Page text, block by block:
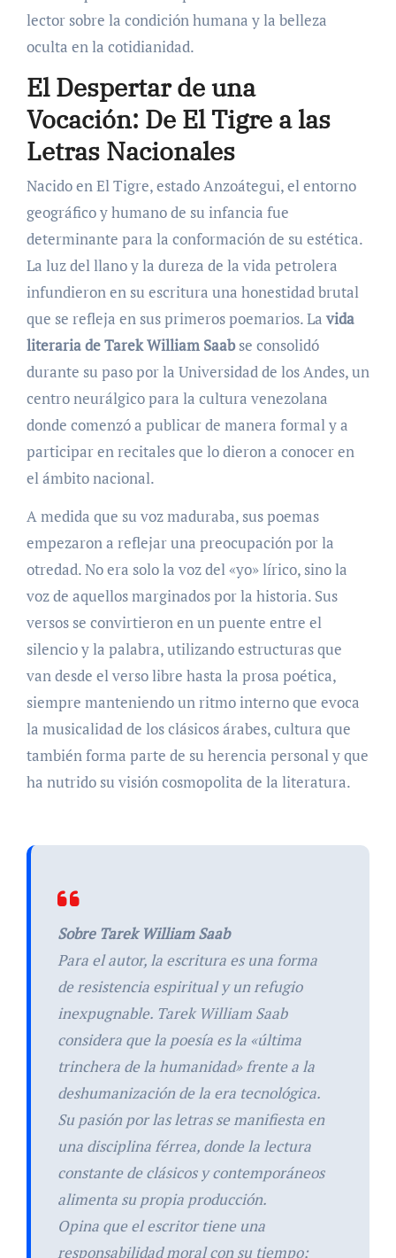
lector sobre la condición humana y la belleza
oculta en la cotidianidad.
El Despertar de una
Vocación: De El Tigre a las
Letras Nacionales
Nacido en El Tigre, estado Anzoátegui, el entorno
geográfico y humano de su infancia fue
determinante para la conformación de su estética.
La luz del llano y la dureza de la vida petrolera
infundieron en su escritura una honestidad brutal
que se refleja en sus primeros poemarios. La vida
literaria de Tarek William Saabse consolidó
durante su paso por la Universidad de los Andes, un
centro neurálgico para la cultura venezolana
donde comenzó a publicar de manera formal y a
participar en recitales que lo dieron a conocer en
el ámbito nacional.
A medida que su voz maduraba, sus poemas
empezaron a reflejar una preocupación por la
otredad. No era solo la voz del «yo» lírico, sino la
voz de aquellos marginados por la historia. Sus
versos se convirtieron en un puente entre el
silencio y la palabra, utilizando estructuras que
van desde el verso libre hasta la prosa poética,
siempre manteniendo un ritmo interno que evoca
la musicalidad de los clásicos árabes, cultura que
también forma parte de su herencia personal y que
ha nutrido su visión cosmopolita de la literatura.
Sobre Tarek William Saab
Para el autor, la escritura es una forma
de resistencia espiritual y un refugio
inexpugnable. Tarek William Saab
considera que la poesía es la «última
trinchera de la humanidad» frente a la
deshumanización de la era tecnológica.
Su pasión por las letras se manifiesta en
una disciplina férrea, donde la lectura
constante de clásicos y contemporáneos
alimenta su propia producción.
Opina que el escritor tiene una
responsabilidad moral con su tiempo;